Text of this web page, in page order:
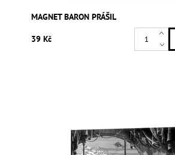
MAGNET BARON PRÁŠIL
39 Kč